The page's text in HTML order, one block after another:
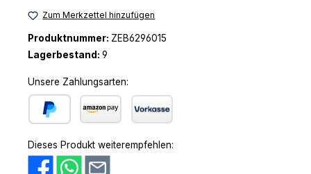
Zum Merkzettel hinzufügen
Produktnummer: ZEB6296015
Lagerbestand: 9
Unsere Zahlungsarten:
Dieses Produkt weiterempfehlen: